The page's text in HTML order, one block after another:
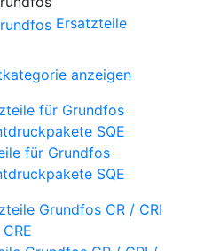
Ersatzteile
anzeigen
für Grundfos
SQE